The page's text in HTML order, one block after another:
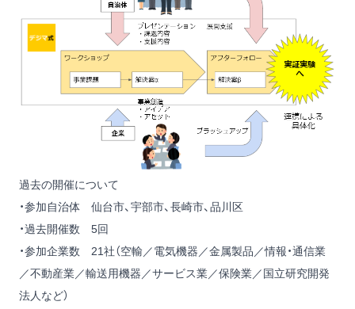
過去の開催について
・参加自治体 仙台市、宇部市、長崎市、品川区
・過去開催数 5回
・参加企業数 21社（空輸／電気機器／金属製品／情報・通信業
／不動産業／輸送用機器／サービス業／保険業／国立研究開発
法人など）